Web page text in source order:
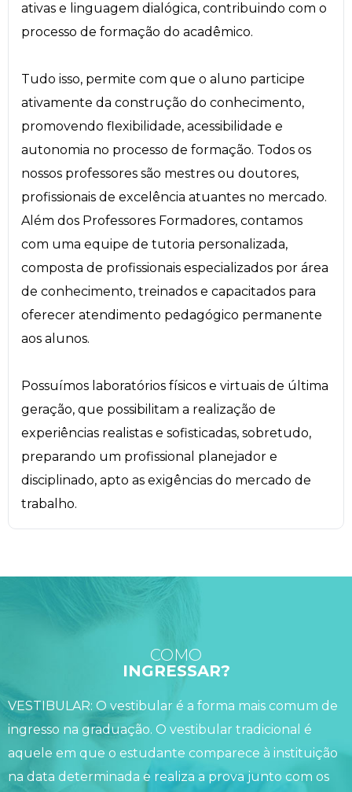
ativas e linguagem dialógica, contribuindo com o
processo de formação do acadêmico.
Tudo isso, permite com que o aluno participe
ativamente da construção do conhecimento,
promovendo flexibilidade, acessibilidade e
autonomia no processo de formação. Todos os
nossos professores são mestres ou doutores,
profissionais de excelência atuantes no mercado.
Além dos Professores Formadores, contamos
com uma equipe de tutoria personalizada,
composta de profissionais especializados por área
de conhecimento, treinados e capacitados para
oferecer atendimento pedagógico permanente
aos alunos.
Possuímos laboratórios físicos e virtuais de última
geração, que possibilitam a realização de
experiências realistas e sofisticadas, sobretudo,
preparando um profissional planejador e
disciplinado, apto as exigências do mercado de
trabalho.
COMO
INGRESSAR?
VESTIBULAR: O vestibular é a forma mais comum de
ingresso na graduação. O vestibular tradicional é
aquele em que o estudante comparece à instituição
na data determinada e realiza a prova junto com os